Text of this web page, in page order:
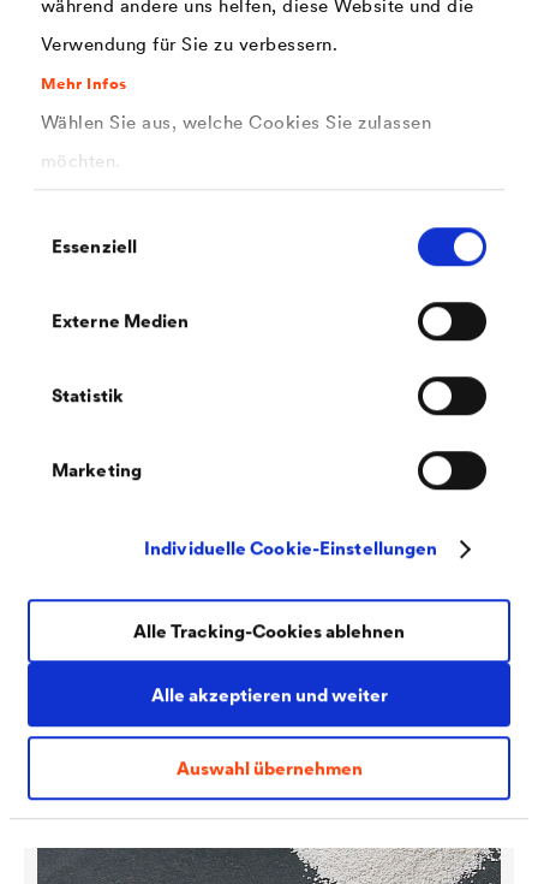
während andere uns helfen, diese Website und die
Verwendung für Sie zu verbessern.
Mehr Infos
Wählen Sie aus, welche Cookies Sie zulassen
möchten.
Essenziell
Externe Medien
Statistik
Marketing
Individuelle Cookie-Einstellungen
Alle akzeptieren und weiter
Auswahl übernehmen
Alle Tracking-Cookies ablehnen
KTL 2.0 von DÖRKEN
verbindet DÖRKEN
Untergründe wie eine Zink- oder
Zinklamellenbeschichtung mit einer optisch schönen
in einer Trommelanlage.